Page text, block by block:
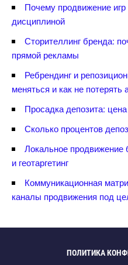
Почему продвижение
дисциплиной
Сторителлинг бренда:
прямой рекламы
Ребрендинг и
меняться и как не потерять
Просадка депозита:
Сколько процентов
Локальное
и геотаргетин
Коммуникационная
каналы продвижения под
ПОЛИТИКА